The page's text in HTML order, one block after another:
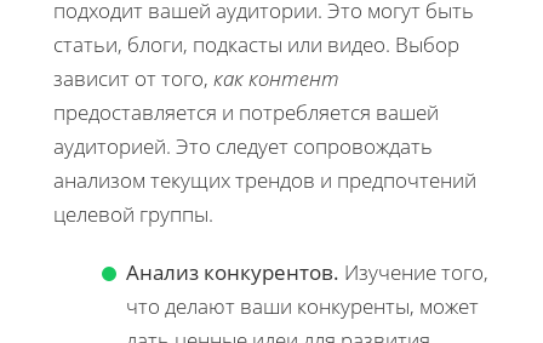
подходит вашей аудитории. Это могут быть
статьи, блоги, подкасты или видео. Выбор
зависит от того, как контент
предоставляется и потребляется вашей
аудиторией. Это следует сопровождать
анализом текущих трендов и предпочтений
целевой группы.
Анализ конкурентов. Изучение того,
что делают ваши конкуренты, может